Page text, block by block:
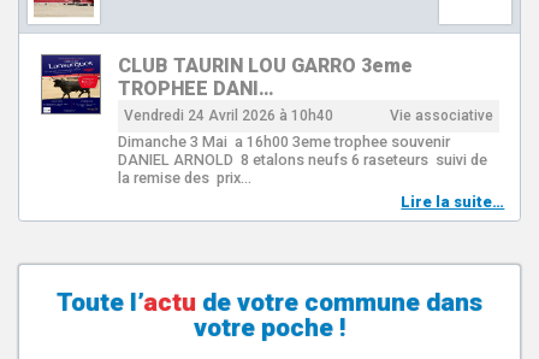
CLUB TAURIN LOU GARRO 3eme
TROPHEE DANI…
Vendredi 24 Avril 2026 à 10h40 Vie associative
Dimanche 3 Mai a 16h00 3eme trophee souvenir
DANIEL ARNOLD 8 etalons neufs 6 raseteurs suivi de
la remise des prix…
Lire la suite…
Toute l’actu de votre commune dans
votre poche !